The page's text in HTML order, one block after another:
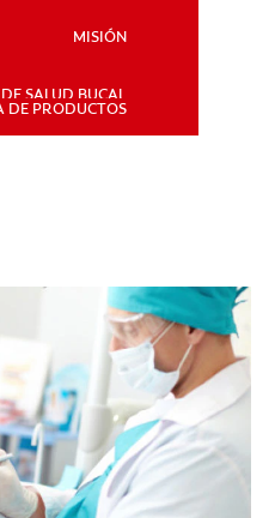
PARA PROFESIONALES
CUPONES
DONDE COMPRAR
MX (ES)
MISIÓN
SALUD BUCAL
DE PRODUCTOS